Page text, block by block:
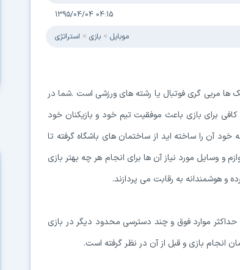
1395/04/04 04:15
موبایل بازی استراتژی
ها مربی گری فوتبال یا رشته های ورزشی است .شما در
برای بازی باعث موفقیت تیم خود و بازیکنان خود
آن را ساخته اید از ساختمان های باشگاه گرفته تا
و وسایل مورد نیاز آن ها برای انجام هر چه بهتر بازی
و هوشمندانه به رقابت می پردازند.
موارد فوق و چند دسترسی محدود دیگر در بازی
انجام بازی و قبل از آن در نظر گرفته است.